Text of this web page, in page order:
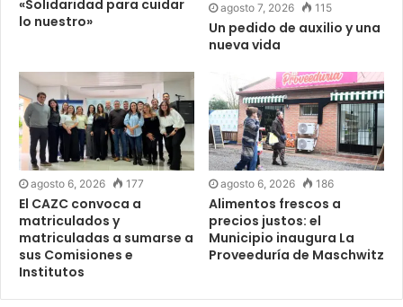
«Solidaridad para cuidar
lo nuestro»
agosto 7, 2026 115
Un pedido de auxilio y una
nueva vida
agosto 6, 2026 177
El CAZC convoca a
matriculados y
matriculadas a sumarse a
sus Comisiones e
Institutos
agosto 6, 2026 186
Alimentos frescos a
precios justos: el
Municipio inaugura La
Proveeduría de Maschwitz